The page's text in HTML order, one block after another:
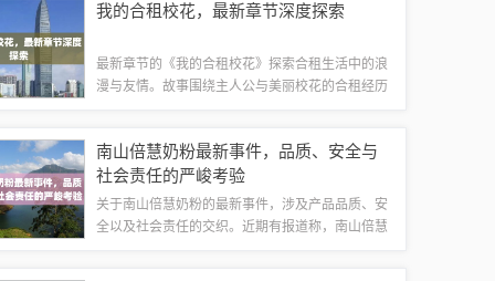
成果，加强县域治理体系和治理能力现代化，...
我的合租校花，最新章节深度探索
最新章节的《我的合租校花》探索合租生活中的浪
漫与友情。故事围绕主人公与美丽校花的合租经历
括了小说的最新发展。初识的美丽在那...
南山倍慧奶粉最新事件，品质、安全与
社会责任的严峻考验
关于南山倍慧奶粉的最新事件，涉及产品品质、安
全以及社会责任的交织。近期有报道称，南山倍慧